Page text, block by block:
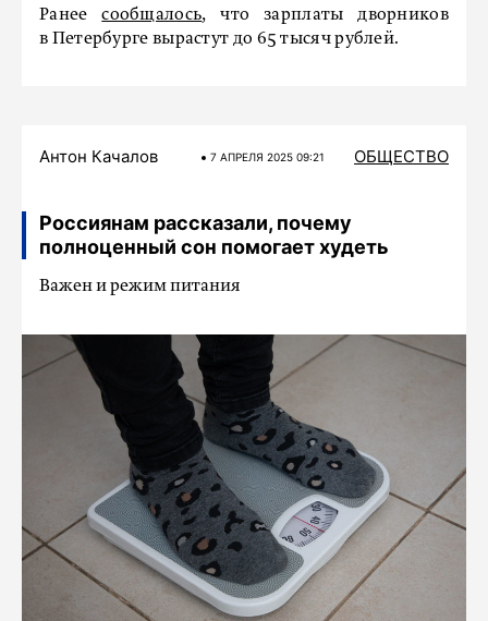
Ранеесообщалось, что зарплаты дворников
в Петербурге вырастут до 65 тысяч рублей.
Антон Качалов 7 АПРЕЛЯ 2025 09:21 ОБЩЕСТВО
Россиянам рассказали, почему
полноценный сон помогает худеть
Важен и режим питания